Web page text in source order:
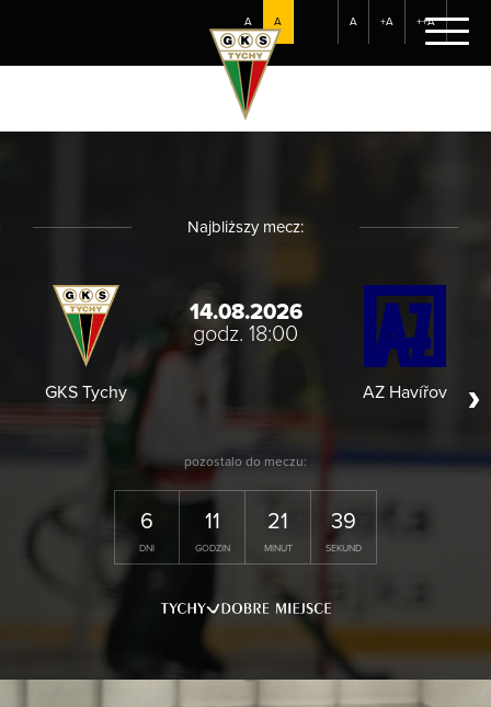
A A A +A ++A
Najbliższy mecz:
GKS Tychy
14.08.2026
godz. 18:00
AZ Havířov
pozostalo do meczu:
6
DNI
11
GODZIN
21
MINUT
38
SEKUND